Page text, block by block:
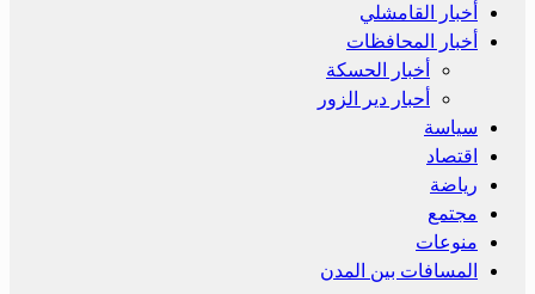
أخبار القامشلي
أخبار المحافظات
أخبار الحسكة
أحبار دير الزور
سياسة
اقتصاد
رياضة
مجتمع
منوعات
المسافات بين المدن